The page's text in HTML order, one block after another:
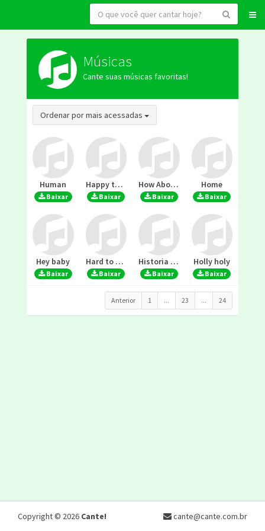
Músicas
Cante suas músicas favoritas!
Ordenar por mais acessadas Toggle Dropdown
Human
Baixar
Happy together
Baixar
How About You
Baixar
Home
Baixar
Hey baby
Baixar
Hard to Explain
Baixar
Historia de un suenio
Baixar
Holly holy
Baixar
Anterior 1 ... 23 ... 24
Copyright © 2026 Cante! cante@cante.com.br